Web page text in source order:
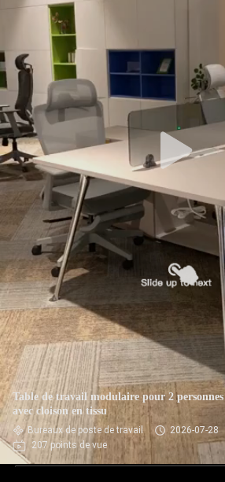
Table de travail modulaire pour 2
avec cloison en tissu
Bureaux de poste de travail
2026-07-28
207 points de vue